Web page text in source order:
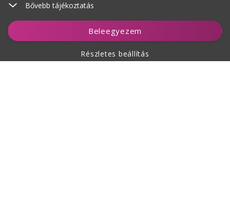
Bővebb tájékoztatás
Beleegyezem
Részletes beállítás
Figyelés